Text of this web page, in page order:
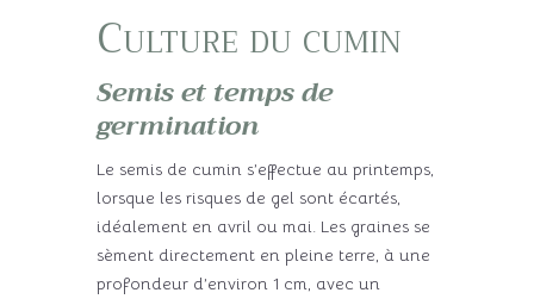
Culture du cumin
Semis et temps de
germination
Le semis de cumin s’effectue au printemps,
lorsque les risques de gel sont écartés,
idéalement en avril ou mai. Les graines se
sèment directement en pleine terre, à une
profondeur d’environ 1 cm, avec un